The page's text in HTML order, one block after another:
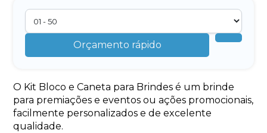
Orçamento rápido
O Kit Bloco e Caneta para Brindes é um brinde
para premiações e eventos ou ações promocionais,
facilmente personalizados e de excelente
qualidade.